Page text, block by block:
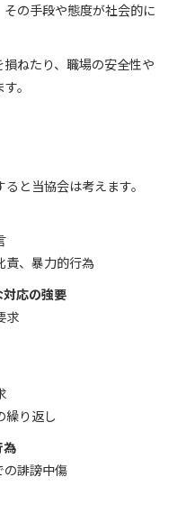
の手段や態度が社会的に
ねたり、職場の安全性や
。
と当協会は考えます。
責、暴力的行為
応の強要
求
繰り返し
為
誹謗中傷